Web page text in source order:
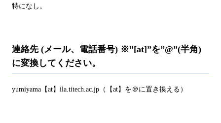
特になし。
連絡先 (メール、電話番号) ※”[at]”を”@”(半角)
に変換してください。
yumiyama【at】ila.titech.ac.jp（【at】を＠に置き換える）